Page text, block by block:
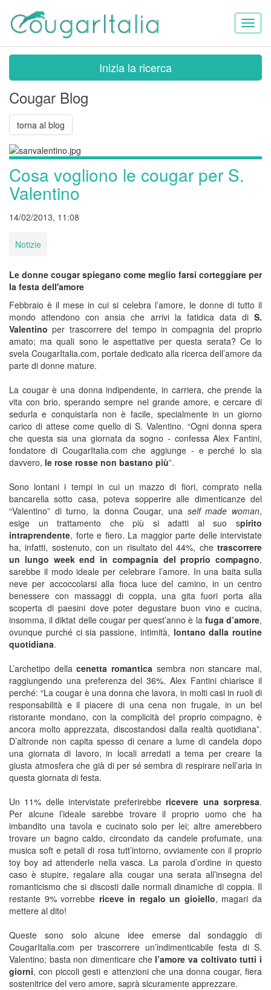
Inizia la ricerca
Cougar Blog
torna al blog
Cosa vogliono le cougar per S.
Valentino
14/02/2013, 11:08
Notizie
Le donne cougar spiegano come meglio farsi corteggiare per
la festa dell'amore
Febbraio è il mese in cui si celebra l’amore, le donne di tutto il
mondo attendono con ansia che arrivi la fatidica data di S.
Valentino per trascorrere del tempo in compagnia del proprio
amato; ma quali sono le aspettative per questa serata? Ce lo
svela CougarItalia.com, portale dedicato alla ricerca dell’amore da
parte di donne mature.
La cougar è una donna indipendente, in carriera, che prende la
vita con brio, sperando sempre nel grande amore, e cercare di
sedurla e conquistarla non è facile, specialmente in un giorno
carico di attese come quello di S. Valentino. “Ogni donna spera
che questa sia una giornata da sogno - confessa Alex Fantini,
fondatore di CougarItalia.com che aggiunge - e perché lo sia
davvero, le rose rosse non bastano più”.
Sono lontani i tempi in cui un mazzo di fiori, comprato nella
bancarella sotto casa, poteva sopperire alle dimenticanze del
“Valentino” di turno, la donna Cougar, una self made woman,
esige un trattamento che più si adatti al suo spirito
intraprendente, forte e fiero. La maggior parte delle intervistate
ha, infatti, sostenuto, con un risultato del 44%, che trascorrere
un lungo week end in compagnia del proprio compagno,
sarebbe il modo ideale per celebrare l’amore. In una baita sulla
neve per accoccolarsi alla fioca luce del camino, in un centro
benessere con massaggi di coppia, una gita fuori porta alla
scoperta di paesini dove poter degustare buon vino e cucina,
insomma, il diktat delle cougar per quest’anno è la fuga d’amore,
ovunque purché ci sia passione, intimità, lontano dalla routine
quotidiana.
L’archetipo dellacenetta romantica sembra non stancare mai,
raggiungendo una preferenza del 36%. Alex Fantini chiarisce il
perché: “La cougar è una donna che lavora, in molti casi in ruoli di
responsabilità e il piacere di una cena non frugale, in un bel
ristorante mondano, con la complicità del proprio compagno, è
ancora molto apprezzata, discostandosi dalla realtà quotidiana”.
D’altronde non capita spesso di cenare a lume di candela dopo
una giornata di lavoro, in locali arredati a tema per creare la
giusta atmosfera che già di per sé sembra di respirare nell’aria in
questa giornata di festa.
Un 11% delle intervistate preferirebbericevere una sorpresa.
Per alcune l’ideale sarebbe trovare il proprio uomo che ha
imbandito una tavola e cucinato solo per lei; altre amerebbero
trovare un bagno caldo, circondato da candele profumate, una
musica soft e petali di rosa tutt’intorno, ovviamente con il proprio
toy boy ad attenderle nella vasca. La parola d’ordine in questo
caso è stupire, regalare alla cougar una serata all’insegna del
romanticismo che si discosti dalle normali dinamiche di coppia. Il
restante 9% vorrebbe riceve in regalo un gioiello, magari da
mettere al dito!
Queste sono solo alcune idee emerse dal sondaggio di
CougarItalia.com per trascorrere un’indimenticabile festa di S.
Valentino; basta non dimenticare che l’amore va coltivato tutti i
giorni, con piccoli gesti e attenzioni che una donna cougar, fiera
sostenitrice del vero amore, saprà sicuramente apprezzare.